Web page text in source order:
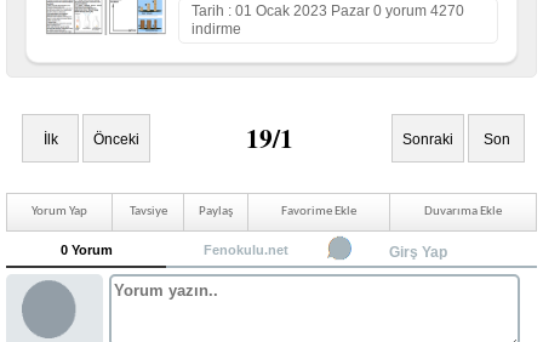
Tarih : 01 Ocak 2023 Pazar 0 yorum 4270
indirme
İlk Önceki 19/1 Sonraki Son
Yorum Yap Tavsiye Paylaş Favorime Ekle Duvarıma Ekle
0 Yorum Fenokulu.net Girş Yap